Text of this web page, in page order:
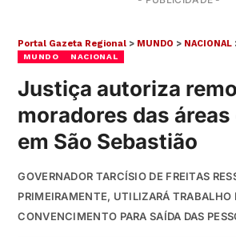
Portal Gazeta Regional > MUNDO > NACIONAL
MUNDO NACIONAL
Justiça autoriza
moradores das
em São Sebastião
GOVERNADOR TARCÍSIO DE FREITAS
PRIMEIRAMENTE, UTILIZARÁ TRABALHO
CONVENCIMENTO PARA SAÍDA DAS